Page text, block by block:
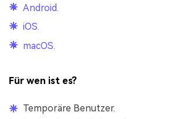
Android.
iOS.
macOS.
Für wen ist es?
Temporäre Benutzer.